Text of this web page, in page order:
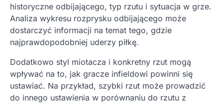
historyczne odbijającego, typ rzutu i sytuacja w grze.
Analiza wykresu rozprysku odbijającego może
dostarczyć informacji na temat tego, gdzie
najprawdopodobniej uderzy piłkę.
Dodatkowo styl miotacza i konkretny rzut mogą
wpływać na to, jak gracze infieldowi powinni się
ustawiać. Na przykład, szybki rzut może prowadzić
do innego ustawienia w porównaniu do rzutu z